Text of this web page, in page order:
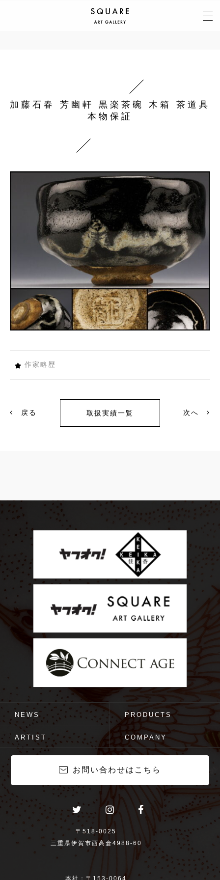
加藤石春 芳幽軒 黒楽茶碗 木箱 茶道具
本物保証
作家略歴
戻る 取扱実績一覧 次へ
NEWS PRODUCTS
ARTIST COMPANY
お問い合わせはこちら
〒518-0025
三重県伊賀市西高倉4988-60
本社：〒153-0064